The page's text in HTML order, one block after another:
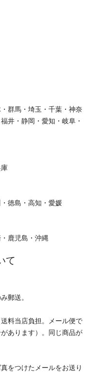
群馬・埼玉・千葉・神奈
井・静岡・愛知・岐阜・
徳島・高知・愛媛
鹿児島・沖縄
て
郵送。
料当店負担。メール便で
あります）。同じ商品が
をつけたメールをお送り